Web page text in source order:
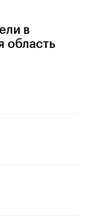
в
область